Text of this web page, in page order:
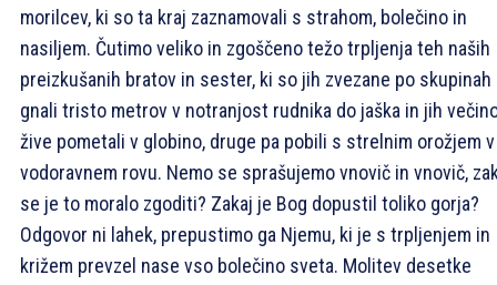
morilcev, ki so ta kraj zaznamovali s strahom, bolečino in
nasiljem. Čutimo veliko in zgoščeno težo trpljenja teh naših
preizkušanih bratov in sester, ki so jih zvezane po skupinah
gnali tristo metrov v notranjost rudnika do jaška in jih
žive pometali v globino, druge pa pobili s strelnim orožjem v
vodoravnem rovu. Nemo se sprašujemo vnovič in vnovič,
se je to moralo zgoditi? Zakaj je Bog dopustil toliko gorja?
Odgovor ni lahek, prepustimo ga Njemu, ki je s trpljenjem in
križem prevzel nase vso bolečino sveta. Molitev desetke